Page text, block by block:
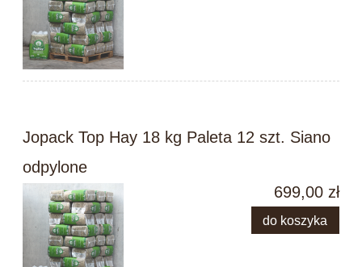
Jopack Top Hay 18 kg Paleta 12 szt. Siano
odpylone
699,00 zł
do koszyka